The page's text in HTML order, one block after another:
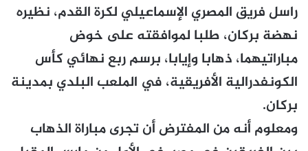
راسل فريق المصري الإسماعيلي لكرة القدم، نظيره
نهضة بركان، طلبا لموافقته على خوض
مباراتيهما، ذهابا وإيابا، برسم ربع نهائي كأس
الكونفدرالية الأفريقية، في الملعب البلدي بمدينة
بركان.
ومعلوم أنه من المفترض أن تجرى مباراة الذهاب